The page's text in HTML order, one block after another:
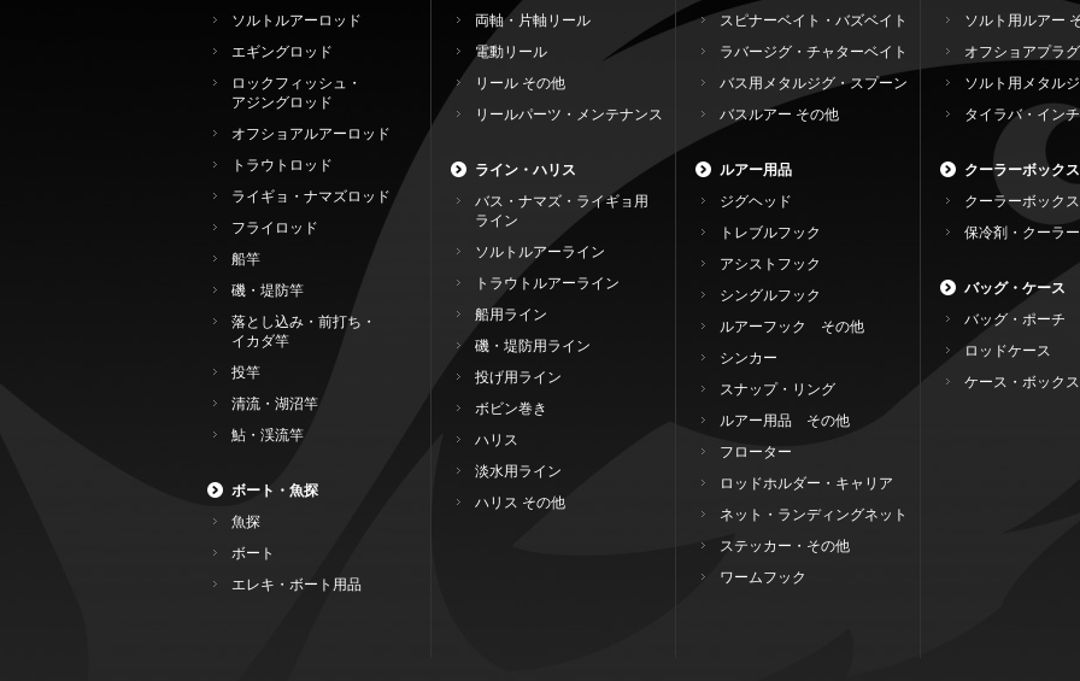
ソルトルアーロッド
エギングロッド
ロックフィッシュ・
アジングロッド
オフショアルアーロッド
トラウトロッド
ライギョ・ナマズロッド
フライロッド
船竿
磯・堤防竿
落とし込み・前打ち・
イカダ竿
投竿
清流・湖沼竿
鮎・渓流竿
ボート・魚探
魚探
ボート
エレキ・ボート用品
両軸・片軸リール
電動リール
リール その他
リールパーツ・メンテナンス
ライン・ハリス
バス・ナマズ・ライギョ用
ライン
ソルトルアーライン
トラウトルアーライン
船用ライン
磯・堤防用ライン
投げ用ライン
ボビン巻き
ハリス
淡水用ライン
ハリス その他
スピナーベイト・バズベイト
ラバージグ・チャターベイト
バス用メタルジグ・スプーン
バスルアー その他
ルアー用品
ジグヘッド
トレブルフック
アシストフック
シングルフック
ルアーフック その他
シンカー
スナップ・リング
ルアー用品 その他
フローター
ロッドホルダー・キャリア
ネット・ランディングネット
ステッカー・その他
ワームフック
ソルト用ルアー
オフショアプラグ
ソルト用メタル
タイラバ・イン
クーラーボックス
クーラーボックス
保冷剤・クーラ
バッグ・ケース
バッグ・ポーチ
ロッドケース
ケース・ボックス